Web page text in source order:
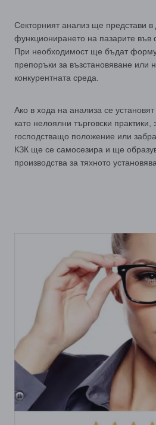
Секторният анализ ще представи в
функционирането на пазарите във
При необходимост ще бъдат
препоръки за възстановяване или
конкурентната среда.
Ако в хода на анализа се
като нелоялни търговски практики,
господстващо положение или
КЗК ще се самосезира и ще
производства за тяхното